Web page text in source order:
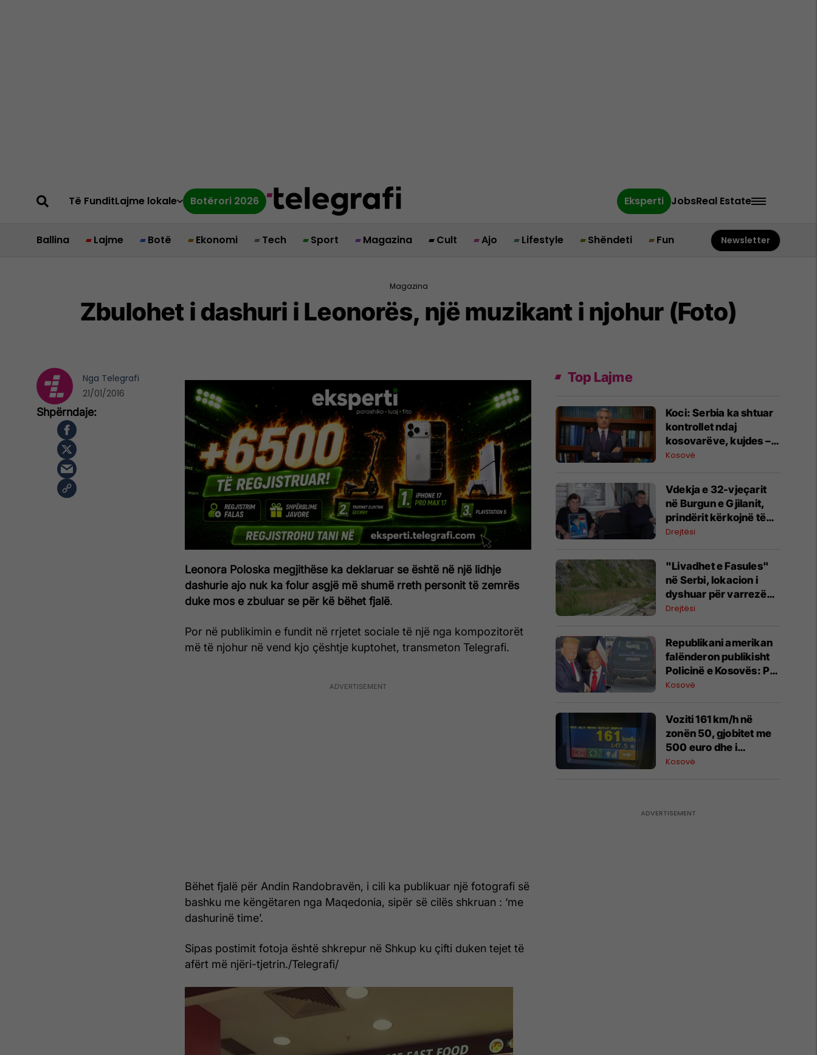
Të FunditLajme lokale Botërori 2026 Eksperti JobsReal Estate
Ballina Lajme Botë Ekonomi Tech Sport Magazina Cult Ajo Lifestyle Shëndeti Fun Newsletter
Magazina
Zbulohet i dashuri i Leonorës, një muzikant i njohur (Foto)
Leonora Poloska megjithëse ka deklaruar se është në një lidhje
dashurie ajo nuk ka folur asgjë më shumë rreth personit të zemrës
duke mos e zbuluar se për kë bëhet fjalë.
Por në publikimin e fundit në rrjetet sociale të një nga kompozitorët
më të njohur në vend kjo çështje kuptohet, transmeton Telegrafi.
Bëhet fjalë për Andin Randobravën, i cili ka publikuar një fotografi së
bashku me këngëtaren nga Maqedonia, sipër së cilës shkruan : ‘me
dashurinë time’.
Sipas postimit fotoja është shkrepur në Shkup ku çifti duken tejet të
afërt më njëri-tjetrin./Telegrafi/
Nga Telegrafi
21/01/2016
Top Lajme
Koci: Serbia ka shtuar
kontrollet ndaj
kosovarëve, kujdes –
kontrollohen edhe
Kosovë
Vdekja e 32-vjeçarit
në Burgun e Gjilanit,
prindërit kërkojnë të
dinë shkakun e ai
dy vite
Drejtësi
"Livadhet e Fasules"
në Serbi, lokacion i
dyshuar për varrezë
masive
Drejtësi
Republikani amerikan
falënderon publikisht
Policinë e Kosovës: Po
bën punë të
Kosovë
Voziti 161 km/h në
zonën 50, gjobitet me
500 euro dhe i
ndalohet vozitja për 6
Kosovë